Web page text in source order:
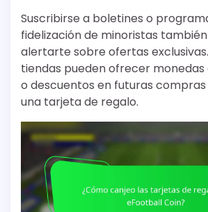
Suscribirse a boletines o
fidelización de minoristas
alertarte sobre ofertas
tiendas pueden ofrecer
o descuentos en futuras
una tarjeta de regalo.